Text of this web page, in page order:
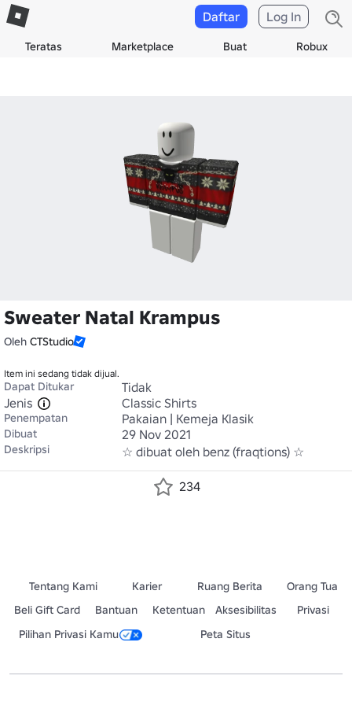
Teratas Marketplace Buat Robux
Daftar Log In
Sweater Natal Krampus
Oleh CTStudio
Item ini sedang tidak dijual.
Dapat Ditukar
Tidak
Jenis
Classic Shirts
Penempatan Pakaian | Kemeja Klasik
Dibuat 29 Nov 2021
Deskripsi ☆ dibuat oleh benz (fraqtions) ☆
234
Tentang Kami Karier Ruang Berita
Orang Tua
Beli Gift Card
Bantuan Ketentuan Aksesibilitas
Privasi
Pilihan Privasi Kamu
Peta Situs